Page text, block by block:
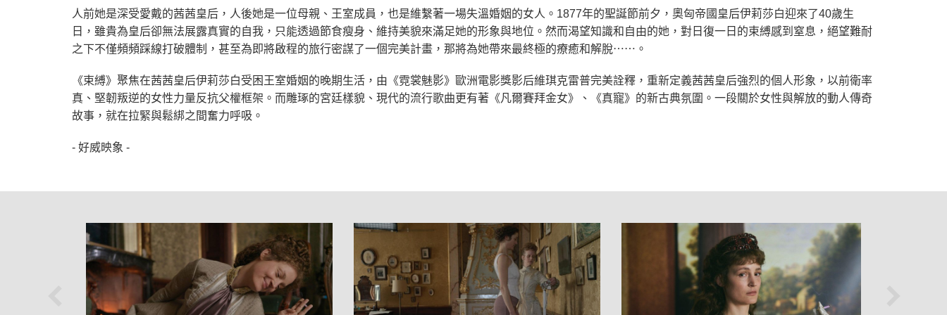
人前她是深受愛戴的茜茜皇后，人後她是一位母親、王室成員，也是維繫著一場失溫婚姻的女人。1877年的聖誕節前夕，奧匈帝國皇后伊莉莎白迎來了40歲生
日，雖貴為皇后卻無法展露真實的自我，只能透過節食瘦身、維持美貌來滿足她的形象與地位。然而渴望知識和自由的她，對日復一日的束縛感到窒息，絕望難耐
之下不僅頻頻踩線打破體制，甚至為即將啟程的旅行密謀了一個完美計畫，那將為她帶來最終極的療癒和解脫⋯⋯。
《束縛》聚焦在茜茜皇后伊莉莎白受困王室婚姻的晚期生活，由《霓裳魅影》歐洲電影獎影后維琪克雷普完美詮釋，重新定義茜茜皇后強烈的個人形象，以前衛率
真、堅韌叛逆的女性力量反抗父權框架。而雕琢的宮廷樣貌、現代的流行歌曲更有著《凡爾賽拜金女》、《真寵》的新古典氛圍。一段關於女性與解放的動人傳奇
故事，就在拉緊與鬆綁之間奮力呼吸。
- 好威映象 -